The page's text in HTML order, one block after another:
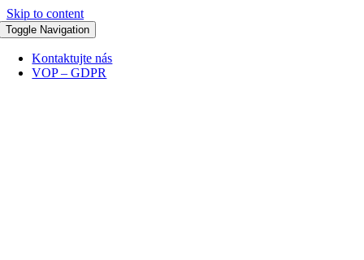
Skip to content
Toggle Navigation
Kontaktujte nás
VOP – GDPR